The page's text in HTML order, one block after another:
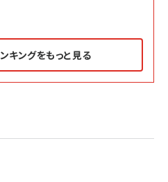
キングをもっと見る
げたプロが教える note×AI 最強の
ン)2026/07/01号 No.2501[魅せる
タル 企業価値向上力の秘密